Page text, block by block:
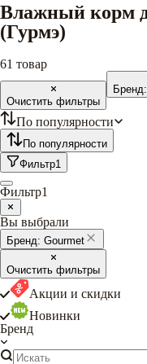
Влажный корм
(Гурмэ)
61 товар
Очистить фильтры
Бренд:
По популярности
По популярности
Фильтр1
Фильтр1
Вы выбрали
Бренд: Gourmet
Очистить фильтры
Акции и скидки
Новинки
Бренд